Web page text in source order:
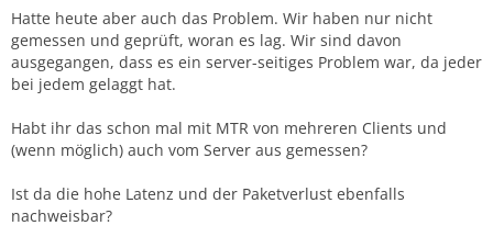
Hatte heute aber auch das Problem. Wir haben nur nicht
gemessen und geprüft, woran es lag. Wir sind davon
ausgegangen, dass es ein server-seitiges Problem war, da jeder
bei jedem gelaggt hat.
Habt ihr das schon mal mit MTR von mehreren Clients und
(wenn möglich) auch vom Server aus gemessen?
Ist da die hohe Latenz und der Paketverlust ebenfalls
nachweisbar?